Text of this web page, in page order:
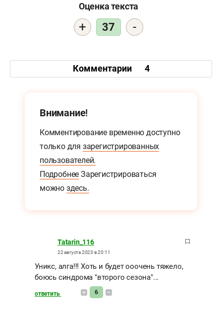
Оценка текста
+ 37 -
Комментарии 4
Внимание!
Комментирование временно доступно
только для зарегистрированных
пользователей.
Подробнее Зарегистрироваться
можно здесь.
Tatarin_116
22 августа 2023 в 20:11
Уникс, алга!!! Хоть и будет ооочень тяжело,
боюсь синдрома "второго сезона"...
ответить 6